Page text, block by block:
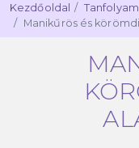
Kezdőoldal
Manikűrös és